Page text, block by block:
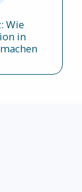
Wie
in